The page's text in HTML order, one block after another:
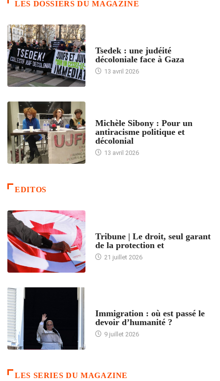
LES DOSSIERS DU MAGAZINE
Tsedek : une judéité
décoloniale face à Gaza
13 avril 2026
Michèle Sibony : Pour un
antiracisme politique et
décolonial
13 avril 2026
EDITOS
Tribune | Le droit, seul garant
de la protection et
21 juillet 2026
Immigration : où est passé le
devoir d’humanité ?
9 juillet 2026
LES SERIES DU MAGAZINE